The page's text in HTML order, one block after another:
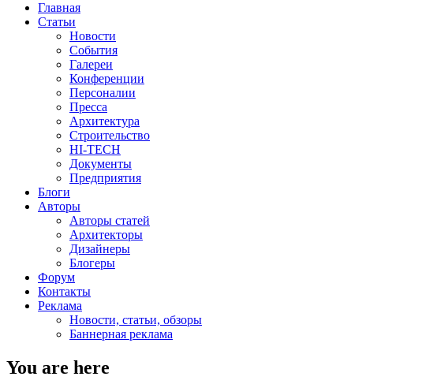
Главная
Статьи
Новости
События
Галереи
Конференции
Персоналии
Пресса
Архитектура
Строительство
HI-TECH
Документы
Предприятия
Блоги
Авторы
Авторы статей
Архитекторы
Дизайнеры
Блогеры
Форум
Контакты
Реклама
Новости, статьи, обзоры
Баннерная реклама
You are here